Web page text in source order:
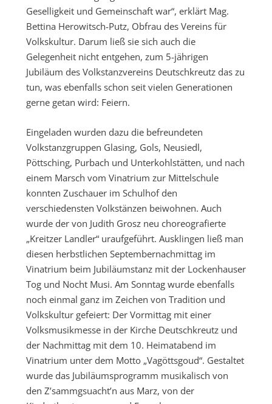
Geselligkeit und Gemeinschaft war“, erklärt Mag.
Bettina Herowitsch-Putz, Obfrau des Vereins für
Volkskultur. Darum ließ sie sich auch die
Gelegenheit nicht entgehen, zum 5-jährigen
Jubiläum des Volkstanzvereins Deutschkreutz das zu
tun, was ebenfalls schon seit vielen Generationen
gerne getan wird: Feiern.
Eingeladen wurden dazu die befreundeten
Volkstanzgruppen Glasing, Gols, Neusiedl,
Pöttsching, Purbach und Unterkohlstätten, und nach
einem Marsch vom Vinatrium zur Mittelschule
konnten Zuschauer im Schulhof den
verschiedensten Volkstänzen beiwohnen. Auch
wurde der von Judith Grosz neu choreografierte
„Kreitzer Landler“ uraufgeführt. Ausklingen ließ man
diesen herbstlichen Septembernachmittag im
Vinatrium beim Jubiläumstanz mit der Lockenhauser
Tog und Nocht Musi. Am Sonntag wurde ebenfalls
noch einmal ganz im Zeichen von Tradition und
Volkskultur gefeiert: Der Vormittag mit einer
Volksmusikmesse in der Kirche Deutschkreutz und
der Nachmittag mit dem 10. Heimatabend im
Vinatrium unter dem Motto „Vagöttsgoud“. Gestaltet
wurde das Jubiläumsprogramm musikalisch von
den Z’sammgsuacht’n aus Marz, von der